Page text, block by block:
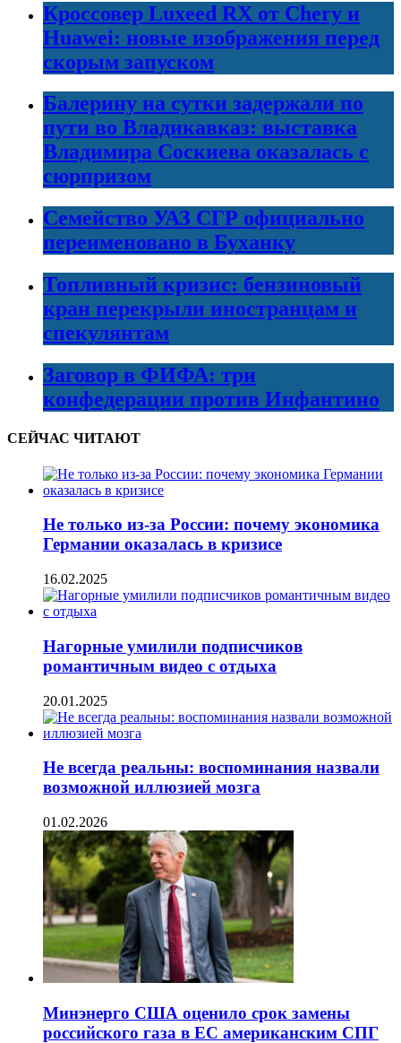
Кроссовер Luxeed RX от Chery и
Huawei: новые изображения перед
скорым запуском
Балерину на сутки задержали по
пути во Владикавказ: выставка
Владимира Соскиева оказалась с
сюрпризом
Семейство УАЗ СГР официально
переименовано в Буханку
Топливный кризис: бензиновый
кран перекрыли иностранцам и
спекулянтам
Заговор в ФИФА: три
конфедерации против Инфантино
СЕЙЧАС ЧИТАЮТ
Не только из-за России: почему экономика
Германии оказалась в кризисе
16.02.2025
Нагорные умилили подписчиков
романтичным видео с отдыха
20.01.2025
Не всегда реальны: воспоминания назвали
возможной иллюзией мозга
01.02.2026
Минэнерго США оценило срок замены
российского газа в ЕС американским СПГ